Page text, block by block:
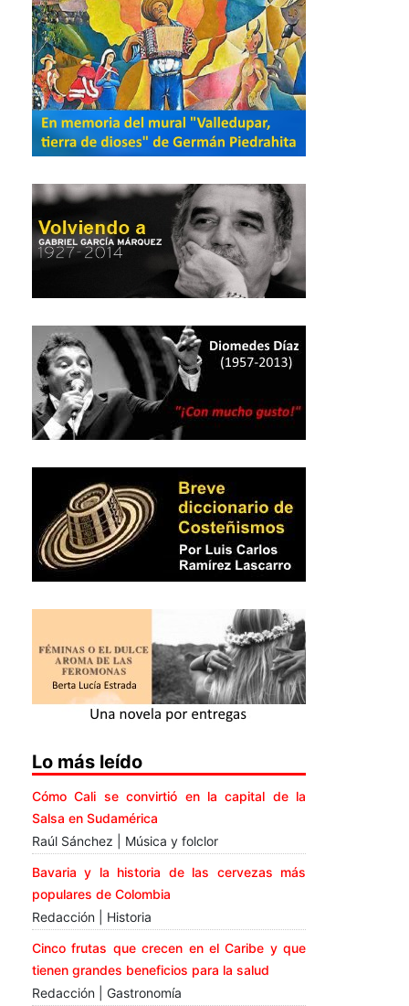
Lo más leído
Cómo Cali se convirtió en la capital de la
Salsa en Sudamérica
Raúl Sánchez | Música y folclor
Bavaria y la historia de las cervezas más
populares de Colombia
Redacción | Historia
Cinco frutas que crecen en el Caribe y que
tienen grandes beneficios para la salud
Redacción | Gastronomía